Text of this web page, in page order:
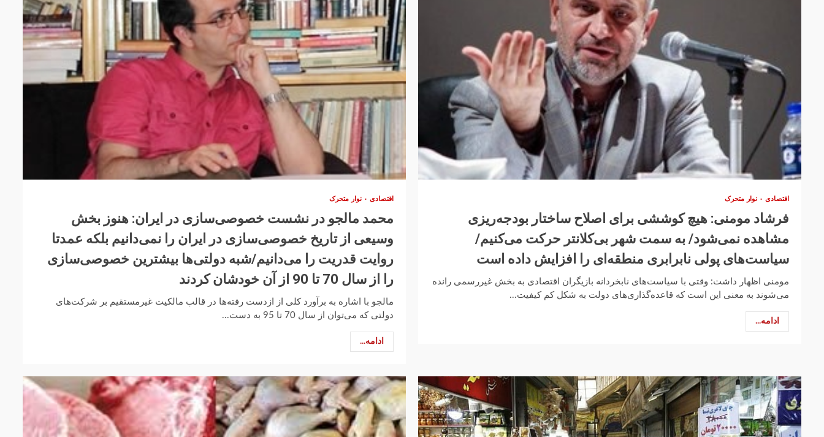
اقتصادی نوار متحرک
فرشاد مومنی: هیچ کوششی برای اصلاح ساختار بودجه‌ریزی
مشاهده نمی‌شود/ به سمت شهر بی‌کلانتر حرکت می‌کنیم/
سیاست‌های پولی نابرابری منطقه‌ای را افزایش داده است
مومنی اظهار داشت: وقتی با سیاست‌های نابخردانه بازیگران اقتصادی به بخش غیررسمی رانده
می‌شوند به معنی این است که قاعده‌گذاری‌های دولت به شکل کم‌ کیفیت...
ادامه...
اقتصادی نوار متحرک
محمد مالجو در نشست خصوصی‌سازی در ایران: هنوز بخش
وسیعی از تاریخ خصوصی‌سازی در ایران را نمی‌دانیم بلکه عمدتا
روایت قدریت را می‌دانیم/شبه دولتی‌ها بیشترین خصوصی‌سازی
را از سال 70 تا 90 از آن خودشان کردند
مالجو با اشاره به برآورد کلی از ازدست رفته‌ها در قالب مالکیت غیرمستقیم بر شرکت‌های
دولتی که می‌توان از سال 70 تا 95 به دست...
ادامه...